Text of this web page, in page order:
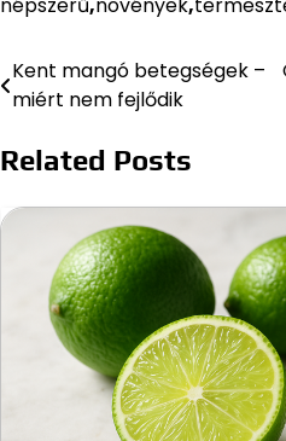
Bejegyzés
Kent mangó betegségek –
miért nem fejlődik
Related Posts